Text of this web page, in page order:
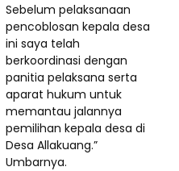
Sebelum pelaksanaan
pencoblosan kepala desa
ini saya telah
berkoordinasi dengan
panitia pelaksana serta
aparat hukum untuk
memantau jalannya
pemilihan kepala desa di
Desa Allakuang.”
Umbarnya.